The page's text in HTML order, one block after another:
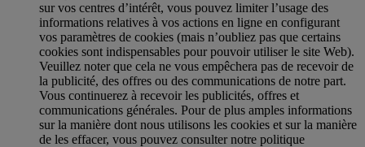
sur vos centres d’intérêt, vous pouvez limiter l’usage des
informations relatives à vos actions en ligne en configurant
vos paramètres de cookies (mais n’oubliez pas que certains
cookies sont indispensables pour pouvoir utiliser le site Web).
Veuillez noter que cela ne vous empêchera pas de recevoir de
la publicité, des offres ou des communications de notre part.
Vous continuerez à recevoir les publicités, offres et
communications générales. Pour de plus amples informations
sur la manière dont nous utilisons les cookies et sur la manière
de les effacer, vous pouvez consulter notre politique